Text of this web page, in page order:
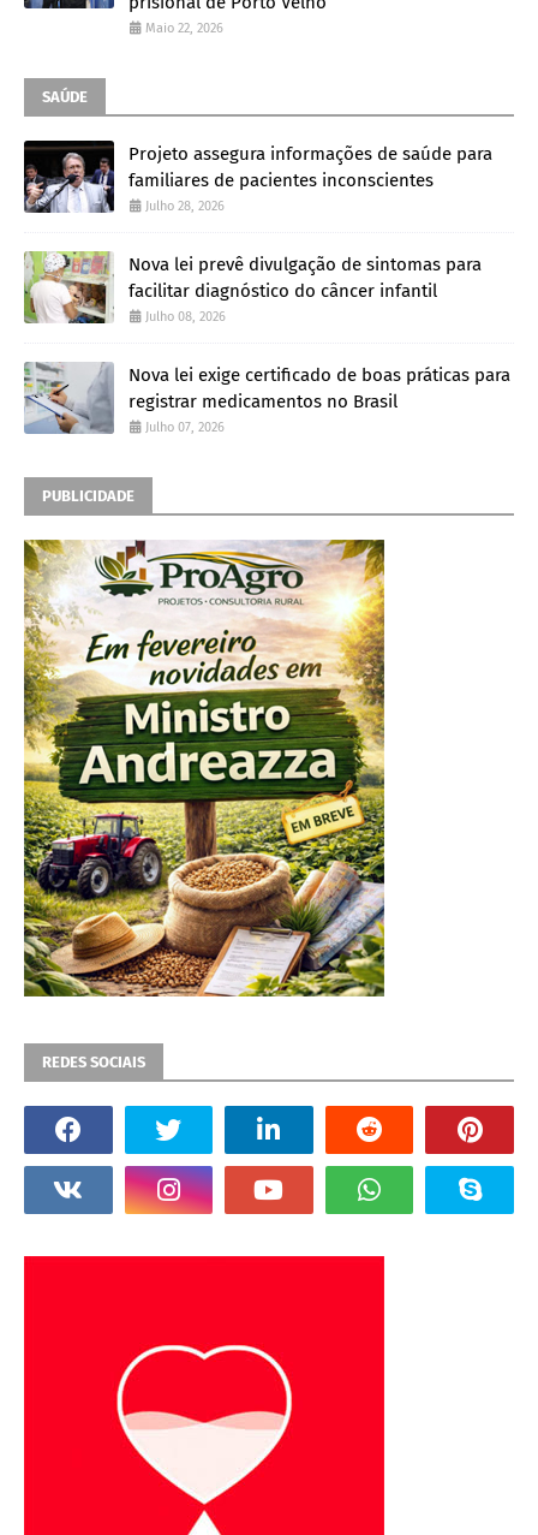
Maio 22, 2026
SAÚDE
Projeto assegura informações de saúde para
familiares de pacientes inconscientes
Julho 28, 2026
Nova lei prevê divulgação de sintomas para
facilitar diagnóstico do câncer infantil
Julho 08, 2026
Nova lei exige certificado de boas práticas para
registrar medicamentos no Brasil
Julho 07, 2026
PUBLICIDADE
REDES SOCIAIS